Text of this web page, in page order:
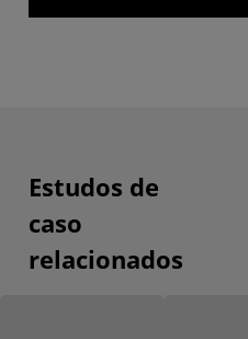
Estudos de
caso
relacionados